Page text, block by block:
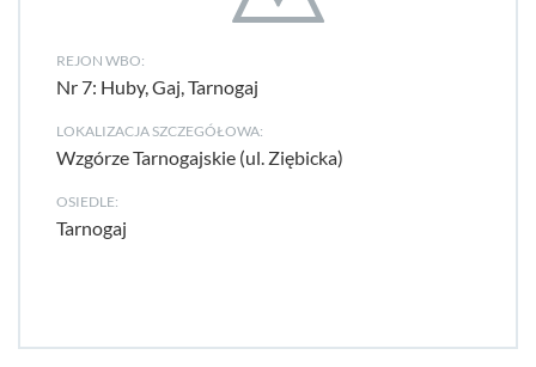
REJON WBO:
Nr 7: Huby, Gaj, Tarnogaj
LOKALIZACJA SZCZEGÓŁOWA:
Wzgórze Tarnogajskie (ul. Ziębicka)
OSIEDLE:
Tarnogaj